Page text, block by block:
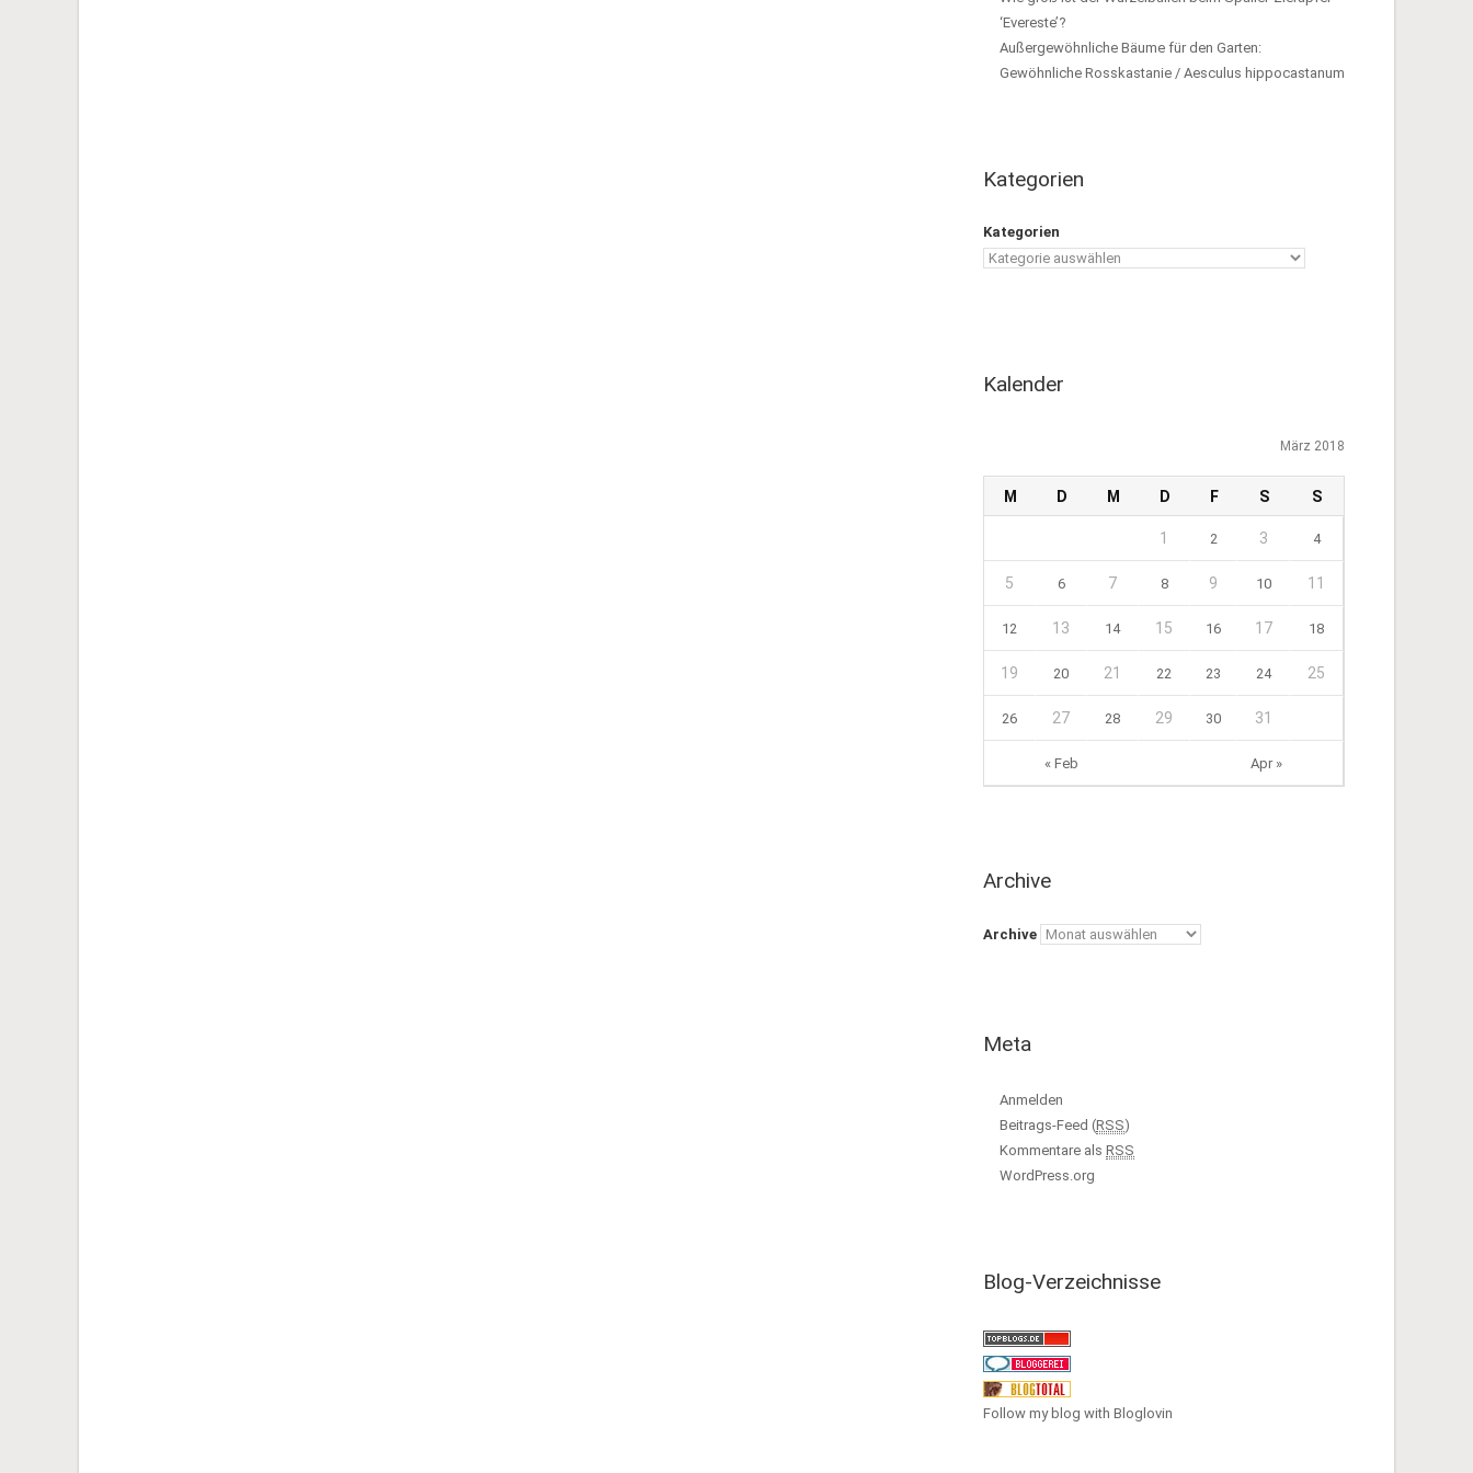
‘Evereste’?
Außergewöhnliche Bäume für den Garten:
Gewöhnliche Rosskastanie / Aesculus hippocastanum
Kategorien
Kategorien
Kalender
März 2018
M D M D F S S
« Feb Apr »
1 2 3 4
5 6 7 8 9 10 11
12 13 14 15 16 17 18
19 20 21 22 23 24 25
26 27 28 29 30 31
Archive
Archive
Meta
Anmelden
Beitrags-Feed (RSS)
Kommentare als RSS
WordPress.org
Blog-Verzeichnisse
Follow my blog with Bloglovin